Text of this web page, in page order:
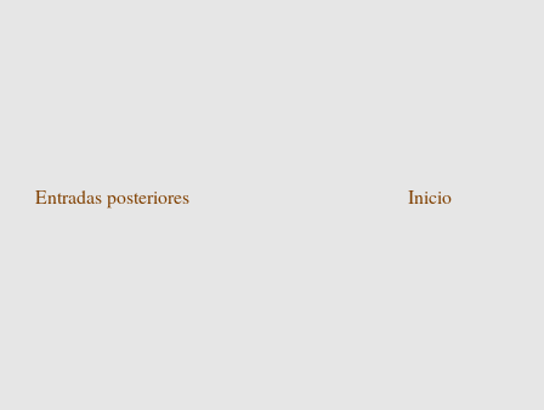
Entradas posteriores Inicio